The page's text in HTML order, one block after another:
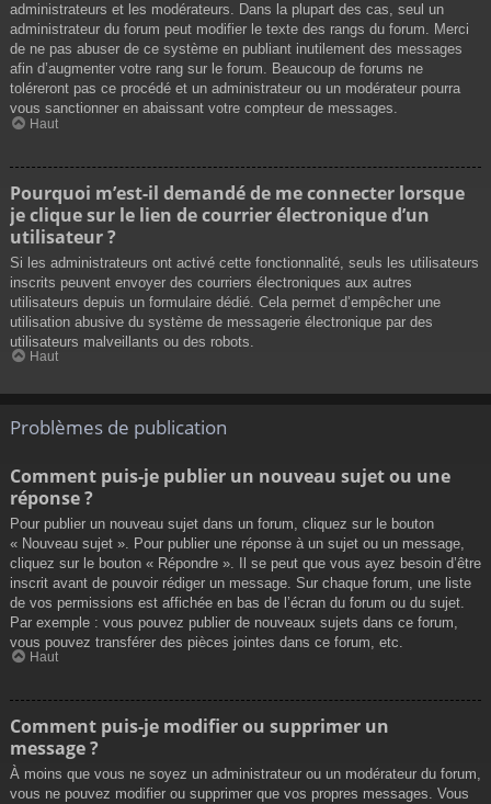
administrateurs et les modérateurs. Dans la plupart des cas, seul un
administrateur du forum peut modifier le texte des rangs du forum. Merci
de ne pas abuser de ce système en publiant inutilement des messages
afin d’augmenter votre rang sur le forum. Beaucoup de forums ne
toléreront pas ce procédé et un administrateur ou un modérateur pourra
vous sanctionner en abaissant votre compteur de messages.
Haut
Pourquoi m’est-il demandé de me connecter lorsque
je clique sur le lien de courrier électronique d’un
utilisateur ?
Si les administrateurs ont activé cette fonctionnalité, seuls les utilisateurs
inscrits peuvent envoyer des courriers électroniques aux autres
utilisateurs depuis un formulaire dédié. Cela permet d’empêcher une
utilisation abusive du système de messagerie électronique par des
utilisateurs malveillants ou des robots.
Haut
Problèmes de publication
Comment puis-je publier un nouveau sujet ou une
réponse ?
Pour publier un nouveau sujet dans un forum, cliquez sur le bouton
« Nouveau sujet ». Pour publier une réponse à un sujet ou un message,
cliquez sur le bouton « Répondre ». Il se peut que vous ayez besoin d’être
inscrit avant de pouvoir rédiger un message. Sur chaque forum, une liste
de vos permissions est affichée en bas de l’écran du forum ou du sujet.
Par exemple : vous pouvez publier de nouveaux sujets dans ce forum,
vous pouvez transférer des pièces jointes dans ce forum, etc.
Haut
Comment puis-je modifier ou supprimer un
message ?
À moins que vous ne soyez un administrateur ou un modérateur du forum,
vous ne pouvez modifier ou supprimer que vos propres messages. Vous